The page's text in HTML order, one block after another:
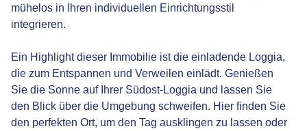
mühelos in Ihren individuellen Einrichtungsstil
integrieren.
Ein Highlight dieser Immobilie ist die einladende Loggia,
die zum Entspannen und Verweilen einlädt. Genießen
Sie die Sonne auf Ihrer Südost-Loggia und lassen Sie
den Blick über die Umgebung schweifen. Hier finden Sie
den perfekten Ort, um den Tag ausklingen zu lassen oder